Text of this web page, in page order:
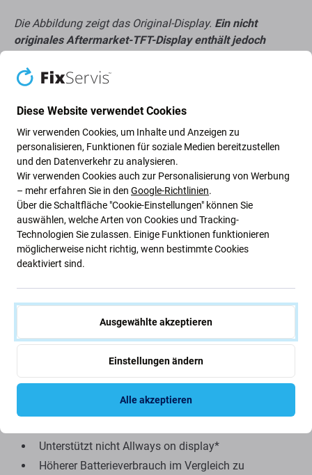
Die Abbildung zeigt das Original-Display. Ein nicht
originales Aftermarket-TFT-Display enthält jedoch
Abbildung zu sehen sind.
Über Qualität Aftermarket
Hergestellt von einer dritten Partei, nicht direkt vom
Hersteller des Geräts.
Es gibt Abweichungen in Funktionalität, Qualität
oder Aussehen.
Die unten aufgeführten Vor- und Nachteile sind im
Vergleich zum Originaldisplay des Herstellers zu sehen.
Vorteile:
Nachteile:
Reduzierte Helligkeit
Geringere Zuverlässigkeit
Unterstützt nicht Allways on display*
Höherer Batterieverbrauch im Vergleich zu
Diese Website verwendet Cookies
Wir verwenden Cookies, um Inhalte und Anzeigen zu
personalisieren, Funktionen für soziale Medien bereitzustellen
und den Datenverkehr zu analysieren.
Wir verwenden Cookies auch zur Personalisierung von Werbung
– mehr erfahren Sie in den Google-Richtlinien.
Über die Schaltfläche "Cookie-Einstellungen" können Sie
auswählen, welche Arten von Cookies und Tracking-
Technologien Sie zulassen. Einige Funktionen funktionieren
möglicherweise nicht richtig, wenn bestimmte Cookies
deaktiviert sind.
Ausgewählte akzeptieren
Einstellungen ändern
Alle akzeptieren